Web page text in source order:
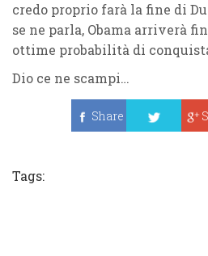
credo proprio farà la fine di
se ne parla, Obama arriverà
ottime probabilità di
Dio ce ne scampi…
Share
Tags: